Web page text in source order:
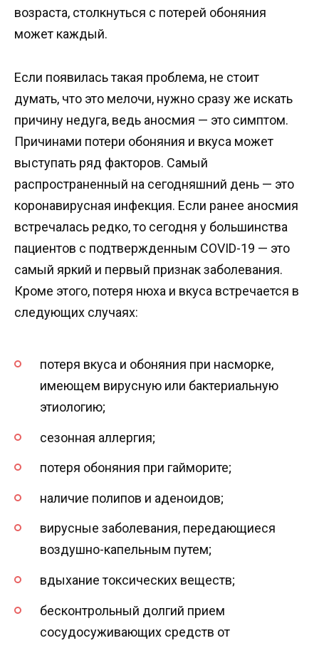
возраста, столкнуться с потерей обоняния
может каждый.
Если появилась такая проблема, не стоит
думать, что это мелочи, нужно сразу же искать
причину недуга, ведь аносмия — это симптом.
Причинами потери обоняния и вкуса может
выступать ряд факторов. Самый
распространенный на сегодняшний день — это
коронавирусная инфекция. Если ранее аносмия
встречалась редко, то сегодня у большинства
пациентов с подтвержденным COVID-19 — это
самый яркий и первый признак заболевания.
Кроме этого, потеря нюха и вкуса встречается в
следующих случаях:
потеря вкуса и обоняния при насморке,
имеющем вирусную или бактериальную
этиологию;
сезонная аллергия;
потеря обоняния при гайморите;
наличие полипов и аденоидов;
вирусные заболевания, передающиеся
воздушно-капельным путем;
вдыхание токсических веществ;
бесконтрольный долгий прием
сосудосуживающих средств от